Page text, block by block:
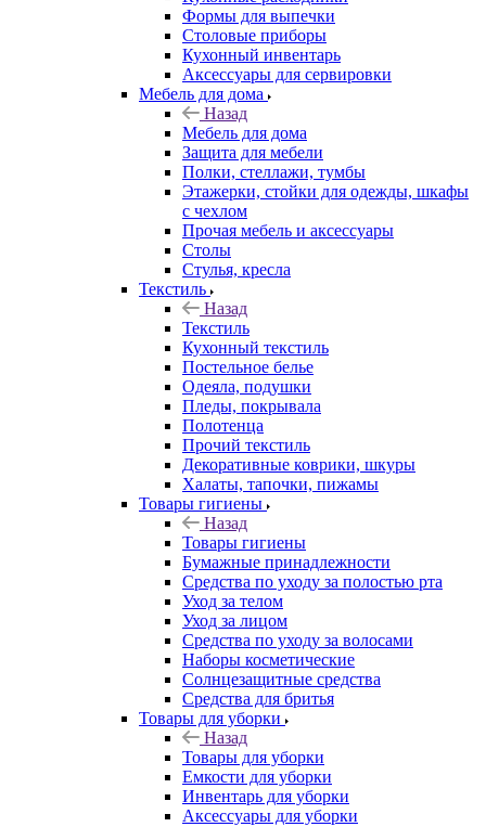
Формы для выпечки
Столовые приборы
Кухонный инвентарь
Аксессуары для сервировки
Мебель для дома
Назад
Мебель для дома
Защита для мебели
Полки, стеллажи, тумбы
Этажерки, стойки для одежды, шкафы
с чехлом
Прочая мебель и аксессуары
Столы
Стулья, кресла
Текстиль
Назад
Текстиль
Кухонный текстиль
Постельное белье
Одеяла, подушки
Пледы, покрывала
Полотенца
Прочий текстиль
Декоративные коврики, шкуры
Халаты, тапочки, пижамы
Товары гигиены
Назад
Товары гигиены
Бумажные принадлежности
Средства по уходу за полостью рта
Уход за телом
Уход за лицом
Средства по уходу за волосами
Наборы косметические
Солнцезащитные средства
Средства для бритья
Товары для уборки
Назад
Товары для уборки
Емкости для уборки
Инвентарь для уборки
Аксессуары для уборки